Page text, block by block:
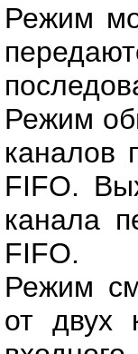
Режим
Режим
каналов
FIFO.
канала
FIFO.
Режим
от двух